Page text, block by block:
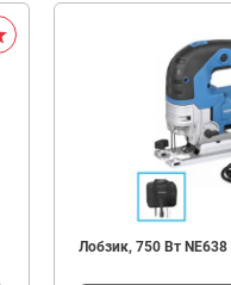
Лобзик, 750 Вт NE638